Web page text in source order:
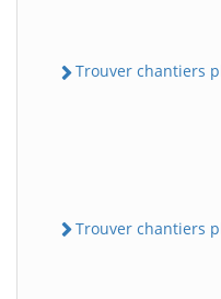
Trouver chantiers
Trouver chantiers